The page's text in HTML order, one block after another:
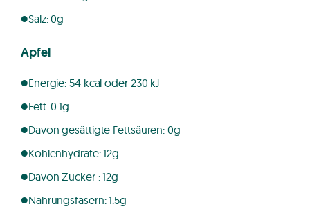
Salz: 0g
Apfel
Energie: 54 kcal oder 230 kJ
Fett: 0.1g
Davon gesättigte Fettsäuren: 0g
Kohlenhydrate: 12g
Davon Zucker : 12g
Nahrungsfasern: 1.5g